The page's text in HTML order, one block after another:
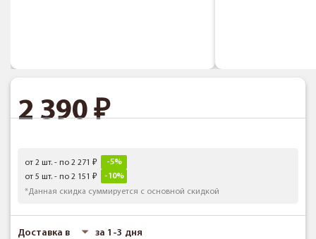
2 390
от 2 шт. - по 2 271
-5%
от 5 шт. - по 2 151
-10%
*Данная скидка суммируется с основной скидкой
Доставка в за 1-3 дня